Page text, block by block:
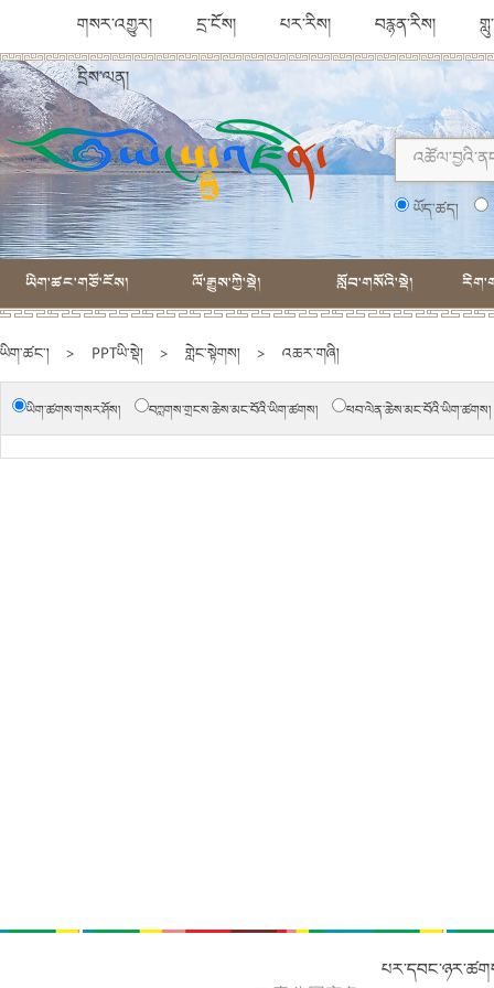
གསར་འགྱུར། དྲ་ངོས། པར་རིས། བརྙན་རིས།
དྲིས་ལན།
ཡོད་ཚད།
ཡིག་ཚང་གཙོ་ངོས། ལོ་རྒྱུས་ཀྱི་སྡེ། སློབ་གསོའི་སྡེ།
ཡིག་ཚང་། > PPTཡི་སྡེ། > གླེང་སྟེགས། > འཆར་གཞི།
ཡིག་ཚགས་གསར་ཤོས། བཀླགས་གྲངས་ཆེས་མང་བོའི་ཡིག་ཚགས། ཕབ་ལེན་ཆེས་མང་བོའི་ཡིག་ཚགས།